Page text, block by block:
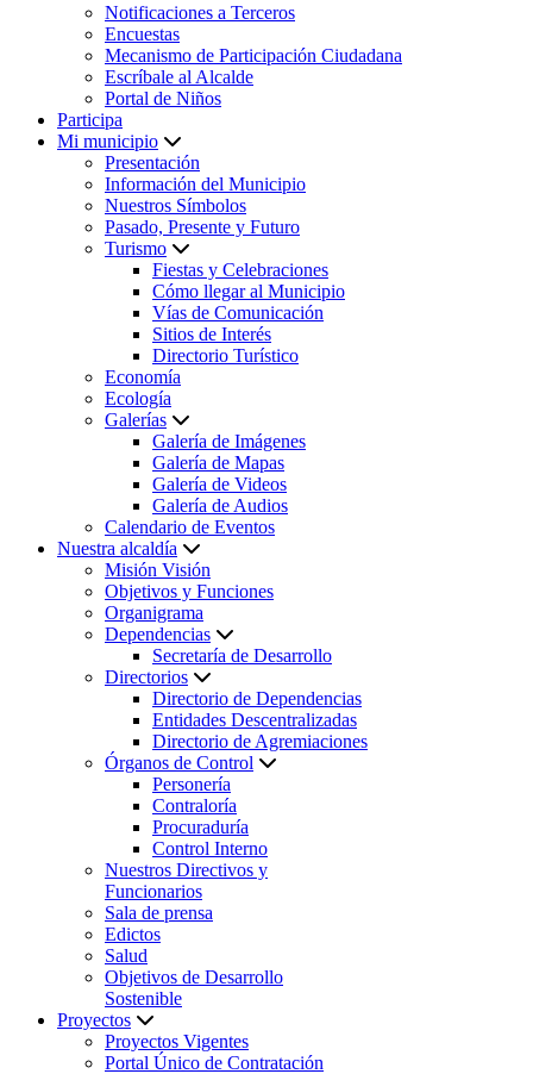
Notificaciones a Terceros
Encuestas
Mecanismo de Participación Ciudadana
Escríbale al Alcalde
Portal de Niños
Participa
Mi municipio
Presentación
Información del Municipio
Nuestros Símbolos
Pasado, Presente y Futuro
Turismo
Fiestas y Celebraciones
Cómo llegar al Municipio
Vías de Comunicación
Sitios de Interés
Directorio Turístico
Economía
Ecología
Galerías
Galería de Imágenes
Galería de Mapas
Galería de Videos
Galería de Audios
Calendario de Eventos
Nuestra alcaldía
Misión Visión
Objetivos y Funciones
Organigrama
Dependencias
Secretaría de Desarrollo
Directorios
Directorio de Dependencias
Entidades Descentralizadas
Directorio de Agremiaciones
Órganos de Control
Personería
Contraloría
Procuraduría
Control Interno
Nuestros Directivos y
Funcionarios
Sala de prensa
Edictos
Salud
Objetivos de Desarrollo
Sostenible
Proyectos
Proyectos Vigentes
Portal Único de Contratación